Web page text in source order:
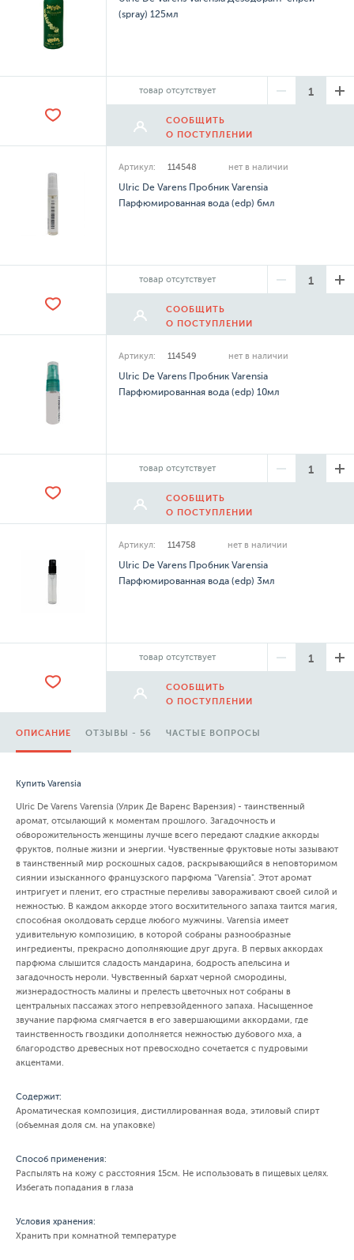
(spray) 125мл
товар отсутствует
СООБЩИТЬ
О ПОСТУПЛЕНИИ
Артикул: 114548 нет в наличии
Ulric De Varens Пробник Varensia
Парфюмированная вода (edp) 6мл
товар отсутствует
СООБЩИТЬ
О ПОСТУПЛЕНИИ
Артикул: 114549 нет в наличии
Ulric De Varens Пробник Varensia
Парфюмированная вода (edp) 10мл
товар отсутствует
СООБЩИТЬ
О ПОСТУПЛЕНИИ
Артикул: 114758 нет в наличии
Ulric De Varens Пробник Varensia
Парфюмированная вода (edp) 3мл
товар отсутствует
СООБЩИТЬ
О ПОСТУПЛЕНИИ
ОПИСАНИЕ ОТЗЫВЫ - 56 ЧАСТЫЕ ВОПРОСЫ
Купить Varensia
Ulric De Varens Varensia (Улрик Де Варенс Варензия) - таинственный
аромат, отсылающий к моментам прошлого. Загадочность и
обворожительность женщины лучше всего передают сладкие аккорды
фруктов, полные жизни и энергии. Чувственные фруктовые ноты зазывают
в таинственный мир роскошных садов, раскрывающийся в неповторимом
сиянии изысканного французского парфюма "Varensia". Этот аромат
интригует и пленит, его страстные переливы завораживают своей силой и
нежностью. В каждом аккорде этого восхитительного запаха таится магия,
способная околдовать сердце любого мужчины. Varensia имеет
удивительную композицию, в которой собраны разнообразные
ингредиенты, прекрасно дополняющие друг друга. В первых аккордах
парфюма слышится сладость мандарина, бодрость апельсина и
загадочность нероли. Чувственный бархат черной смородины,
жизнерадостность малины и прелесть цветочных нот собраны в
центральных пассажах этого непревзойденного запаха. Насыщенное
звучание парфюма смягчается в его завершающими аккордами, где
таинственность гвоздики дополняется нежностью дубового мха, а
благородство древесных нот превосходно сочетается с пудровыми
акцентами.
Содержит:
Ароматическая композиция, дистиллированная вода, этиловый спирт
(объемная доля см. на упаковке)
Способ применения:
Распылять на кожу с расстояния 15см. Не использовать в пищевых целях.
Избегать попадания в глаза
Условия хранения:
Хранить при комнатной температуре